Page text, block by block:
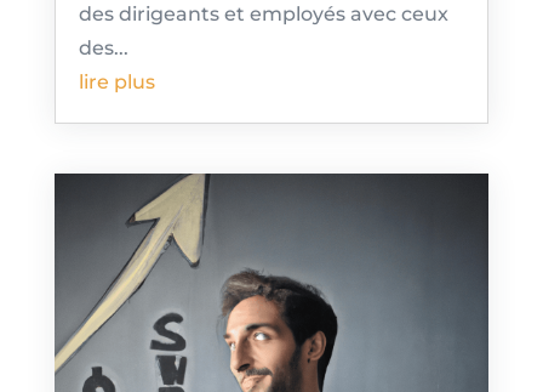
des dirigeants et employés avec ceux
des...
lire plus